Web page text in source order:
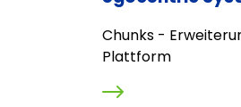
Chunks -
Plattform